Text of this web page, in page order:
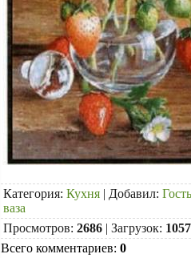
Категория: Кухня | Добавил: Гость
ваза
Просмотров: 2686 | Загрузок: 1057
Всего комментариев: 0